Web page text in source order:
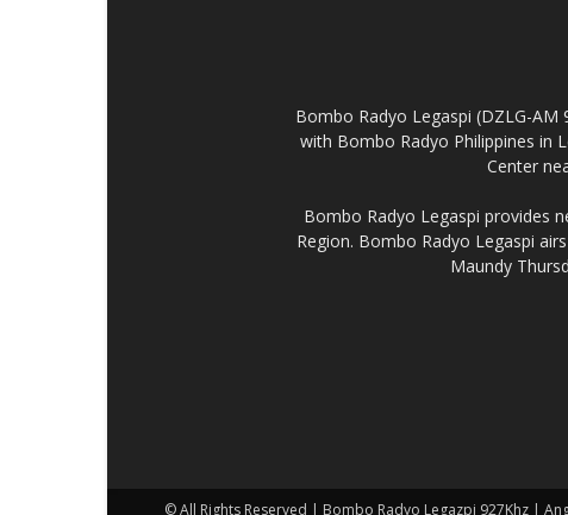
Bombo Radyo Legaspi (DZLG-
with Bombo Radyo Philippines in
Center
Bombo Radyo Legaspi provides
Region. Bombo Radyo Legaspi
Maundy
© All Rights Reserved | Bombo Radyo Legazpi 927Khz |